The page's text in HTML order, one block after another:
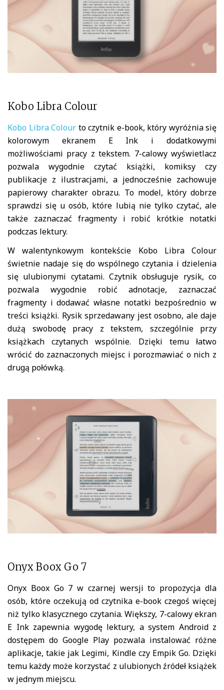
Kobo Libra Colour
Kobo Libra Colour to czytnik e-book, który wyróżnia się
kolorowym ekranem E Ink i dodatkowymi
możliwościami pracy z tekstem. 7-calowy wyświetlacz
pozwala wygodnie czytać książki, komiksy czy
publikacje z ilustracjami, a jednocześnie zachowuje
papierowy charakter obrazu. To model, który dobrze
sprawdzi się u osób, które lubią nie tylko czytać, ale
także zaznaczać fragmenty i robić krótkie notatki
podczas lektury.
W walentynkowym kontekście Kobo Libra Colour
świetnie nadaje się do wspólnego czytania i dzielenia
się ulubionymi cytatami. Czytnik obsługuje rysik, co
pozwala wygodnie robić adnotacje, zaznaczać
fragmenty i dodawać własne notatki bezpośrednio w
treści książki. Rysik sprzedawany jest osobno, ale daje
dużą swobodę pracy z tekstem, szczególnie przy
książkach czytanych wspólnie. Dzięki temu łatwo
wrócić do zaznaczonych miejsc i porozmawiać o nich z
drugą połówką.
Onyx Boox Go 7
Onyx Boox Go 7 w czarnej wersji to propozycja dla
osób, które oczekują od czytnika e-book czegoś więcej
niż tylko klasycznego czytania. Większy, 7-calowy ekran
E Ink zapewnia wygodę lektury, a system Android z
dostępem do Google Play pozwala instalować różne
aplikacje, takie jak Legimi, Kindle czy Empik Go. Dzięki
temu każdy może korzystać z ulubionych źródeł książek
w jednym miejscu.